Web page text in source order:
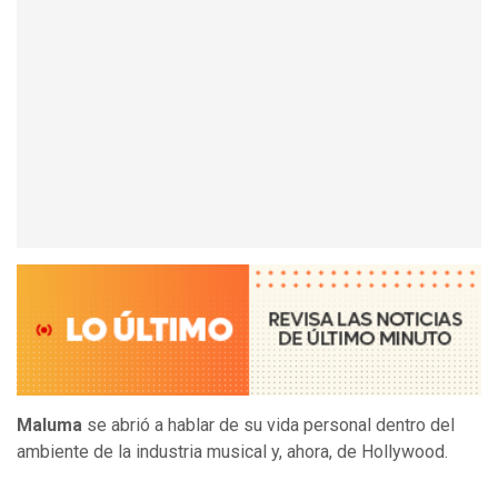
Maluma se abrió a hablar de su vida personal dentro del
ambiente de la industria musical y, ahora, de Hollywood.